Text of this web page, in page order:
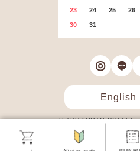
23 24 25 26
30 31
English
© TSUJIMOTO